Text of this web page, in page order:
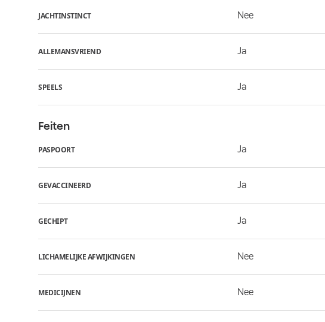
JACHTINSTINCT Nee
ALLEMANSVRIEND Ja
SPEELS Ja
Feiten
PASPOORT Ja
GEVACCINEERD Ja
GECHIPT Ja
LICHAMELIJKE AFWIJKINGEN Nee
MEDICIJNEN Nee